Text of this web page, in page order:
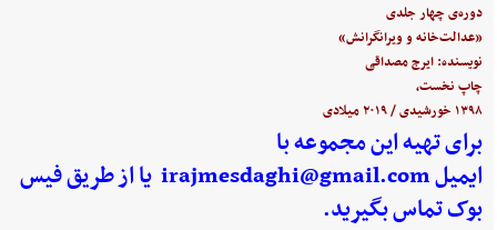
دوره‌ی چهار جلدی
«عدالت‌خانه و ویرانگرانش»
نویسنده: ایرج مصداقی
چاپ نخست،
۱۳۹۸ خورشیدی / ۲۰۱۹ میلادی
برای تهیه این مجموعه با
ایمیلirajmesdaghi@gmail.com یا از طریق فیس
بوک تماس بگیرید.